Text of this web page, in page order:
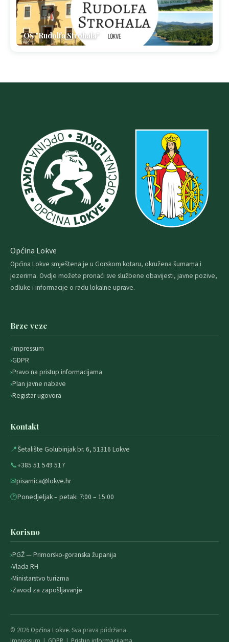
OŠ "Rudolfa Strohala"
Općina Lokve
Općina Lokve smještena je u Gorskom kotaru, okružena šumama i
jezerima. Ovdje možete pronaći sve službene obavijesti, javne pozive,
odluke i informacije o radu lokalne uprave.
Brze veze
Impressum
GDPR
Pravo na pristup informacijama
Plan javne nabave
Registar ugovora
Kontakt
📍Šetalište Golubinjak br. 6, 51316 Lokve
📞+385 51 549 517
✉pisarnica@lokve.hr
🕐Ponedjeljak – petak: 7:00 – 15:00
Korisno
PGŽ — Primorsko-goranska županija
Vlada RH
Ministarstvo turizma
Zavod za zapošljavanje
© 2026 Općina Lokve. Sva prava pridržana.